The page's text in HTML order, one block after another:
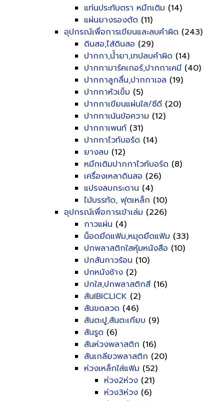
แท่นประทับตรา หมึกเติม (14)
แผ่นยางรองตัด (11)
อุปกรณ์เพื่อการเขียนและลบคำผิด (243)
ดินสอ,ไส้ดินสอ (29)
ปากกา,น้ำยา,เทปลบคำผิด (14)
ปากกามาร์คเกอร์,ปากกาเคมี (40)
ปากกาลูกลื่น,ปากกาเจล (19)
ปากกาหัวเข็ม (5)
ปากกาเขียนแผ่นใส/ซีดี (20)
ปากกาเน้นข้อความ (12)
ปากกาเพนท์ (31)
ปากกาไวท์บอร์ด (14)
ยางลบ (12)
หมึกเติมปากกาไวท์บอร์ด (8)
เครื่องเหลาดินสอ (26)
แปรงลบกระดาน (4)
ไม้บรรทัด, ฟุตเหล็ก (10)
อุปกรณ์เพื่อการเข้าเล่ม (226)
กาวแผ่น (4)
น็อดยึดแฟ้ม,หมุดยึดแฟ้ม (33)
ปกพลาสติกใสหุ้มหนังสือ (10)
ปกสันกาวร้อน (10)
ปกหนังช้าง (2)
ปกใส,ปกพลาสติกสี (16)
สันIBICLICK (2)
สันขดลวด (46)
สันตะปู,สันตะเกียบ (9)
สันรูด (6)
สันห่วงพลาสติก (16)
สันเกลียวพลาสติก (20)
ห่วงเหล็กใส่แฟ้ม (52)
ห่วง2ห่วง (21)
ห่วง3ห่วง (6)